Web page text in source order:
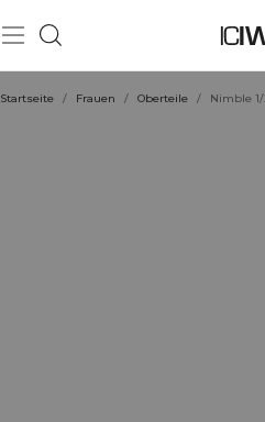
Startseite / Frauen / Oberteile / Nimble